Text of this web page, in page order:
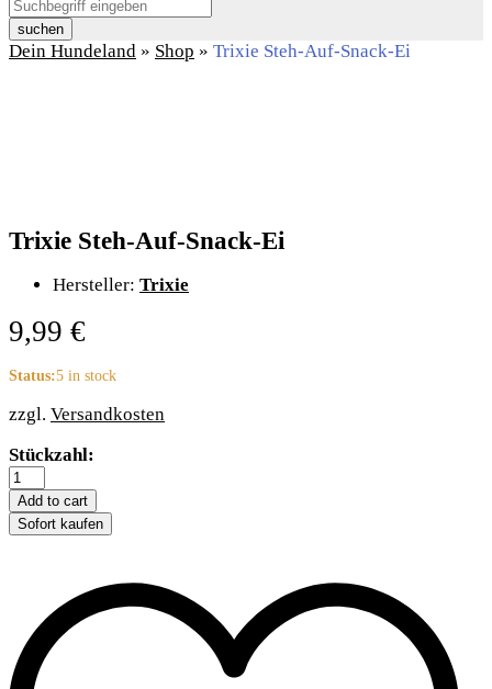
suchen
Dein Hundeland » Shop » Trixie Steh-Auf-Snack-Ei
Trixie Steh-Auf-Snack-Ei
Hersteller: Trixie
9,99 €
Status:5 in stock
zzgl. Versandkosten
Trixie
Steh-
Auf-
Snack-
Ei
Stückzahl:
Add to cart
Sofort kaufen